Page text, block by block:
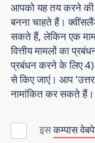
आपको यह तय करने
बनना चाहते हैं।
सकते हैं, लेकिन एक
वित्तीय मामलों का
प्रबंधन करने के लिए
से किए जाएं। आप
नामांकित कर सकते हैं।
इसकम्पास